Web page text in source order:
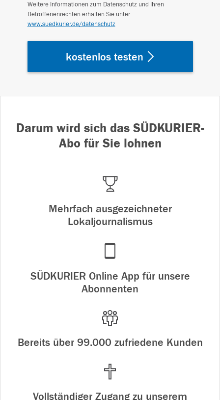
Weitere Informationen zum Datenschutz und Ihren
Betroffenenrechten erhalten Sie unter
www.suedkurier.de/datenschutz
kostenlos testen
Darum wird sich das SÜDKURIER-
Abo für Sie lohnen
Mehrfach ausgezeichneter
Lokaljournalismus
SÜDKURIER Online App für unsere
Abonnenten
Bereits über 99.000 zufriedene Kunden
Vollständiger Zugang zu unserem